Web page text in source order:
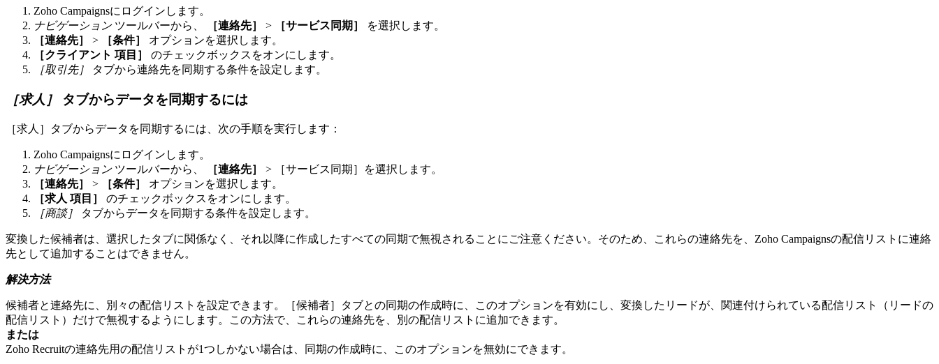
Zoho Campaignsにログインします。
ナビゲーション ツールバーから、 ［連絡先］ > ［サービス同期］
を選択します。
［連絡先］ > ［条件］ オプションを選択します。
［クライアント 項目］ のチェックボックスをオンにします。
［取引先］
タブから連絡先を同期する条件を設定します。
［求人］ タブからデータを同期するには
［求人］タブからデータを同期するには、次の手順を実行します：
Zoho Campaignsにログインします。
ナビゲーション ツールバーから、 ［連絡先］ > ［サービス同期］を選択します。
［連絡先］ > ［条件］ オプションを選択します。
［求人 項目］ のチェックボックスをオンにします。
［商談］
タブからデータを同期する条件を設定します。
変換した候補者は、選択したタブに関係なく、それ以降に作成したすべての同期で無視されることにご注意ください。そのため、これらの連絡先を、Zoho Campaignsの配信リストに連絡
先として追加することはできません。
解決方法
候補者と連絡先に、別々の配信リストを設定できます。［候補者］タブとの同期の作成時に、このオプションを有効にし、変換したリードが、関連付けられている配信リスト（リードの
配信リスト）だけで無視するようにします。この方法で、これらの連絡先を、別の配信リストに追加できます。
または
Zoho Recruitの連絡先用の配信リストが1つしかない場合は、同期の作成時に、このオプションを無効にできます。